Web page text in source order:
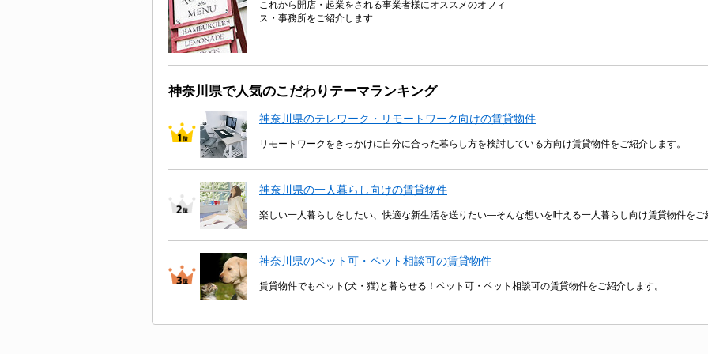
これから開店・起業をされる事業者様にオススメのオフィ
ス・事務所をご紹介します
神奈川県で人気のこだわりテーマランキング
神奈川県のテレワーク・リモートワーク向けの賃貸物件
リモートワークをきっかけに自分に合った暮らし方を検討している方向け賃貸物件をご紹介します。
神奈川県の一人暮らし向けの賃貸物件
楽しい一人暮らしをしたい、快適な新生活を送りたい―そんな想いを叶える一人暮らし向け賃貸物件をご
神奈川県のペット可・ペット相談可の賃貸物件
賃貸物件でもペット(犬・猫)と暮らせる！ペット可・ペット相談可の賃貸物件をご紹介します。